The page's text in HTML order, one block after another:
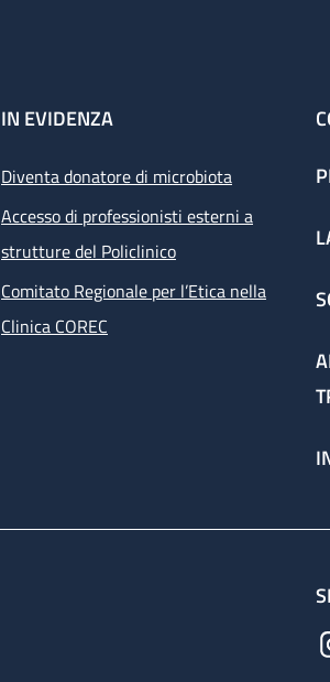
IN EVIDENZA
Diventa donatore di microbiota
Accesso di professionisti esterni a
strutture del Policlinico
Comitato Regionale per l’Etica nella
Clinica COREC